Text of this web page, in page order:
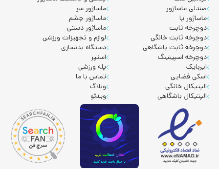
صندلی ماساژور
ماساژور پا
دوچرخه ثابت
دوچرخه ثابت خانگی
دوچرخه ثابت باشگاهی
دوچرخه اسپینینگ
ایربایک
اسکی فضایی
الپتیکال خانگی
الپتیکال باشگاهی
ماساژور سر
ماساژور چشم
ماساژور دستی
لوازم و تجهیزات ورزشی
دستگاه بدنسازی
استپر
پله ورزشی
تماس با ما
وبلاگ
ویدئو